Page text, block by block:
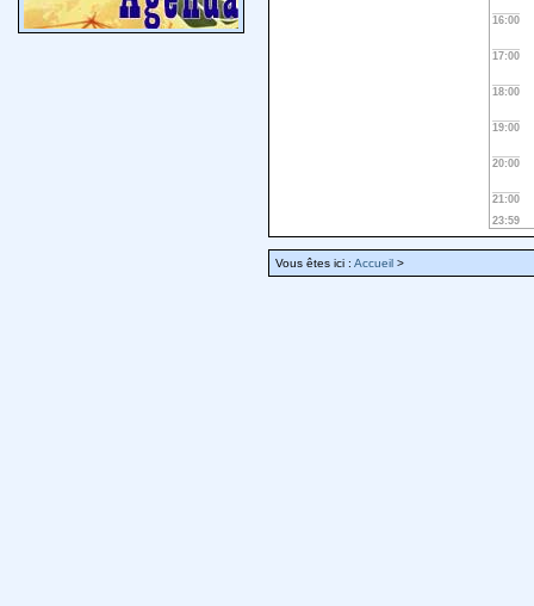
16:00
17:00
18:00
19:00
20:00
21:00
23:59
Vous êtes ici : Accueil >